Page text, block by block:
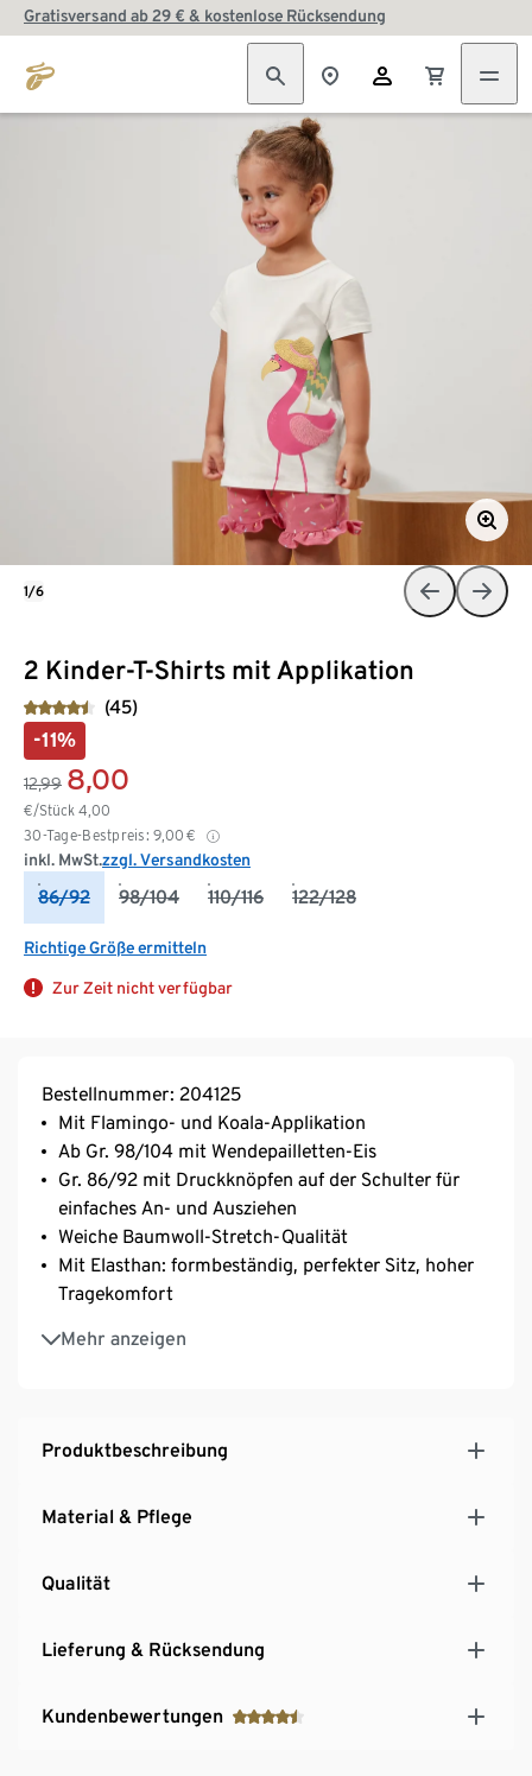
Gratisversand ab 29 € & kostenlose Rücksendung
2 Kinder-T-Shirts mit Applikation
(45)
-11%
12,99 8,00
€/Stück 4,00
30-Tage-Bestpreis: 9,00 €
inkl. MwSt.zzgl. Versandkosten
86/92 98/104 110/116 122/128
Richtige Größe ermitteln
Zur Zeit nicht verfügbar
1/6
Bestellnummer: 204125
Mit Flamingo- und Koala-Applikation
Ab Gr. 98/104 mit Wendepailletten-Eis
Gr. 86/92 mit Druckknöpfen auf der Schulter für
einfaches An- und Ausziehen
Weiche Baumwoll-Stretch-Qualität
Mit Elasthan: formbeständig, perfekter Sitz, hoher
Tragekomfort
Mehr anzeigen
Rundhalsausschnitt
Produktbeschreibung
Material & Pflege
Qualität
Lieferung & Rücksendung
Kundenbewertungen